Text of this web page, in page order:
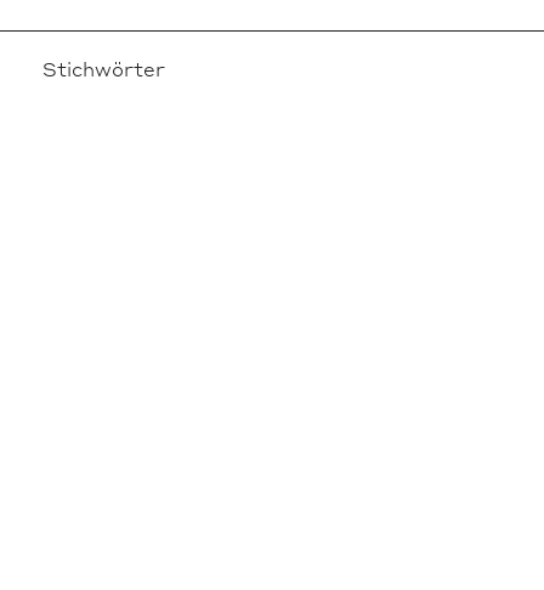
Stichwörter